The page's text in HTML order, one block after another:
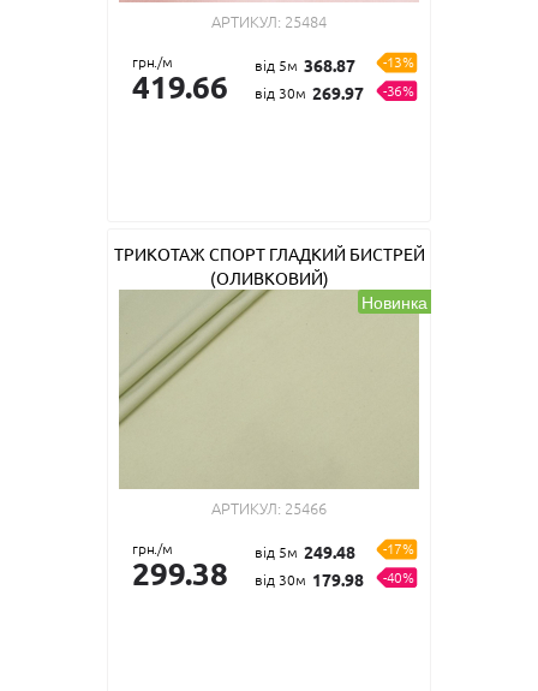
АРТИКУЛ: 25484
грн./м
419.66
від 5м 368.87
-13%
від 30м 269.97 -36%
ТРИКОТАЖ СПОРТ ГЛАДКИЙ БИСТРЕЙ
(ОЛИВКОВИЙ)
Новинка
АРТИКУЛ: 25466
грн./м
299.38
від 5м 249.48
-17%
від 30м 179.98 -40%